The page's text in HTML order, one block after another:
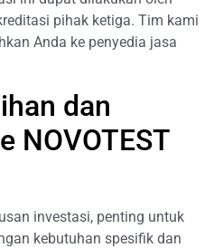
pihak ketiga. Tim kami
Anda ke penyedia jasa
dan
NOVOTEST
investasi, penting untuk
kebutuhan spesifik dan